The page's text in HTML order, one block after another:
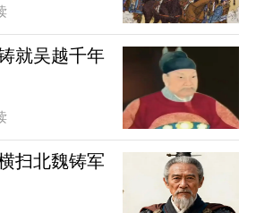
就吴越千年
扫北魏铸军